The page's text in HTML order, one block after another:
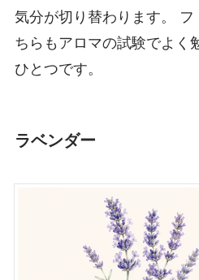
気分が切り替わります。 フ
ちらもアロマの試験でよく
ひとつです。
ラベンダー